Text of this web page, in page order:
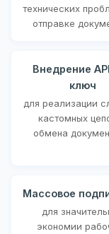
технических
отправке
Внедрение
ключ
для реализации
кастомных
обмена
Массовое
для
экономии